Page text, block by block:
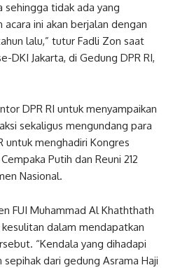
sehingga tidak ada yang
acara ini akan berjalan dengan
lalu,” tutur Fadli Zon saat
DKI Jakarta, di Gedung DPR RI,
DPR RI untuk menyampaikan
sekaligus mengundang para
untuk menghadiri Kongres
Putih dan Reuni 212
Nasional.
FUI Muhammad Al Khaththath
dalam mendapatkan
“Kendala yang dihadapi
dari gedung Asrama Haji